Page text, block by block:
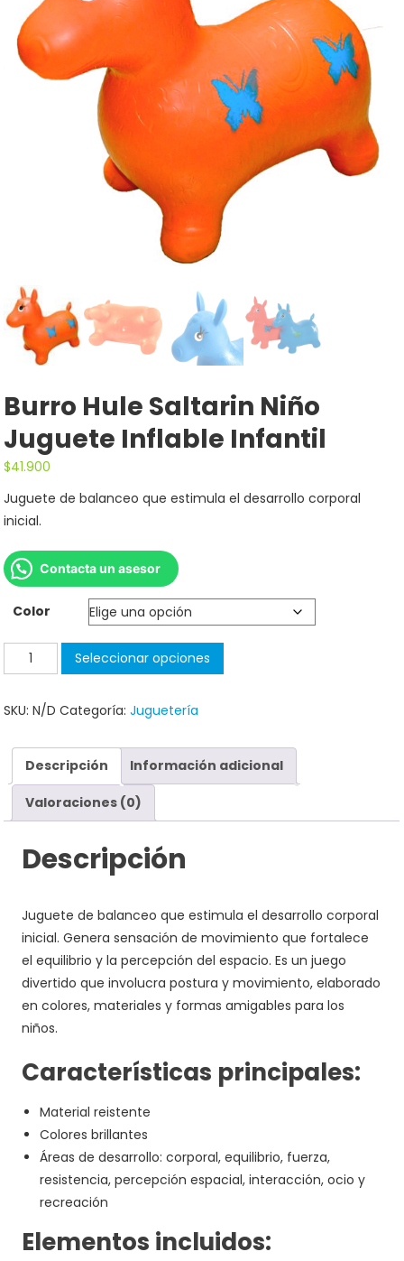
Burro Hule Saltarin Niño
Juguete Inflable Infantil
$41.900
Juguete de balanceo que estimula el desarrollo corporal
inicial.
Contacta un asesor
Color
Seleccionar opciones
SKU:N/D Categoría:Juguetería
Descripción Información adicional
Valoraciones (0)
Descripción
Juguete de balanceo que estimula el desarrollo corporal
inicial. Genera sensación de movimiento que fortalece
el equilibrio y la percepción del espacio. Es un juego
divertido que involucra postura y movimiento, elaborado
en colores, materiales y formas amigables para los
niños.
Características principales:
Material reistente
Colores brillantes
Áreas de desarrollo: corporal, equilibrio, fuerza,
resistencia, percepción espacial, interacción, ocio y
recreación
Elementos incluidos: